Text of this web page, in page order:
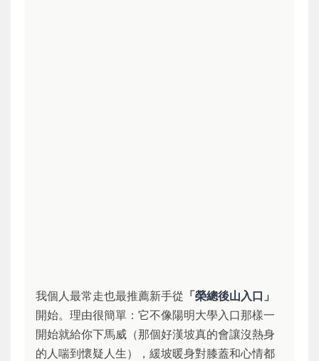
我個人最常走也最推薦新手從 「榮總後山入口」
開始。理由很簡單：它不像陽明大學入口那樣一
開始就給你下馬威（那個好漢坡真的會讓沒熱身
的人喘到懷疑人生），緩坡暖身對膝蓋和心情都